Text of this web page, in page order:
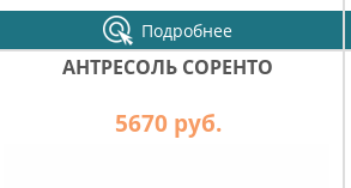
Подробнее
АНТРЕСОЛЬ СОРЕНТО
5670 руб.